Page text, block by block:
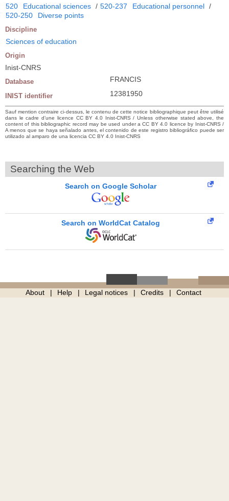
520 Educational sciences / 520-237 Educational personnel /
520-250
Diverse points
Discipline
Sciences of education
Origin
Inist-CNRS
Database FRANCIS
INIST identifier 12381950
Sauf mention contraire ci-dessus, le contenu de cette notice bibliographique peut être utilisé
dans le cadre d’une licence CC BY 4.0 Inist-CNRS / Unless otherwise stated above, the
content of this bibliographic record may be used under a CC BY 4.0 licence by Inist-CNRS /
A menos que se haya señalado antes, el contenido de este registro bibliográfico puede ser
utilizado al amparo de una licencia CC BY 4.0 Inist-CNRS
Searching the Web
Search on Google Scholar
Search on WorldCat Catalog
About Help Legal notices Credits Contact